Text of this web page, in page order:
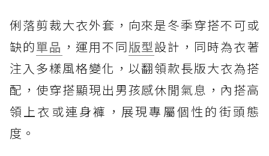
俐落剪裁大衣外套，向來是冬季穿搭不可或
缺的單品 ，運用不同版型設計，同時為衣著
注入多樣風格變化，以翻領款長版大衣為搭
配，使穿搭顯現出男孩感休閒氣息，內搭高
領上衣或連身褲，展現專屬個性的街頭態
度。